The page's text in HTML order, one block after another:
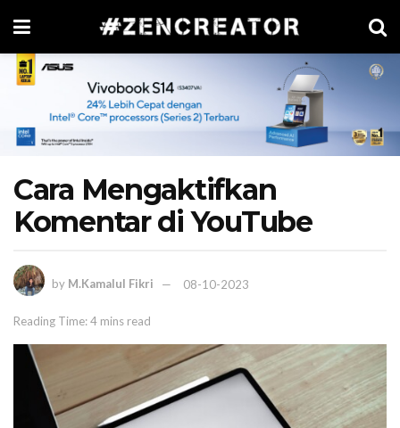
Cara Mengaktifkan
Komentar di YouTube
by M.Kamalul Fikri 08-10-2023
Reading Time: 4 mins read